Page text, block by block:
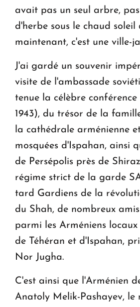
avait pas un seul arbre,
d'herbe sous le chaud soleil
maintenant, c'est une ville-
J'ai gardé un souvenir
visite de l'ambassade
tenue la célèbre conférence
1943), du trésor de la
la cathédrale arménienne
mosquées d'Ispahan, ainsi
de Persépolis près de
régime strict de la garde
tard Gardiens de la
du Shah, de nombreux
parmi les Arméniens locaux
de Téhéran et d'Ispahan,
Nor Jugha.
C'est ainsi que l'Arménien
Anatoly Melik-Pashayev, le